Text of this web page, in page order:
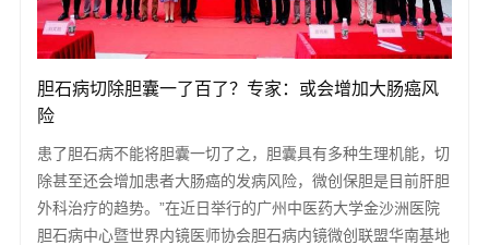
胆石病切除胆囊一了百了？专家：或会增加大肠癌风
险
患了胆石病不能将胆囊一切了之，胆囊具有多种生理机能，切
除甚至还会增加患者大肠癌的发病风险，微创保胆是目前肝胆
外科治疗的趋势。”在近日举行的广州中医药大学金沙洲医院
胆石病中心暨世界内镜医师协会胆石病内镜微创联盟华南基地